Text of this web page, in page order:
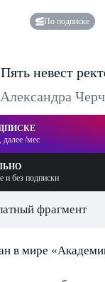
По подписке
Пять невест
Александра
далее /мес
и без подписки
фрагмент
в мире